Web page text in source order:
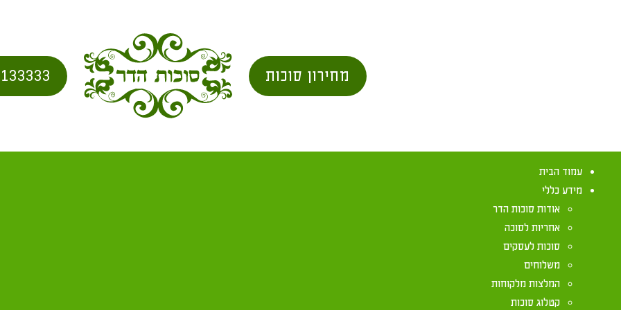
מחירון סוכות
עמוד הבית
מידע כללי
אודות סוכות הדר
אחריות לסוכה
סוכות לעסקים
משלוחים
המלצות מלקוחות
קטלוג סוכותמנהגי סוכות ויקיפדיה